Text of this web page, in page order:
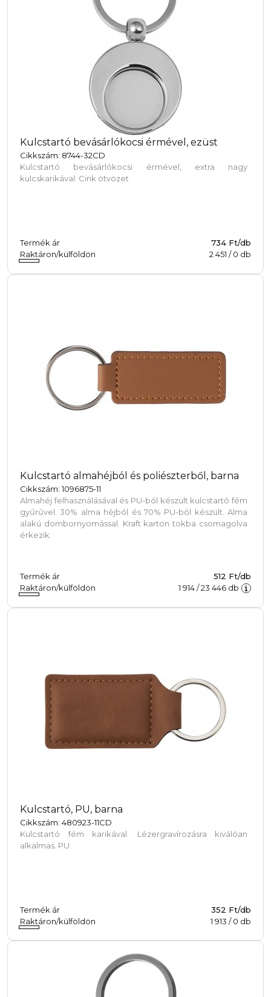
Kulcstartó bevásárlókocsi érmével, ezüst
Cikkszám: 8744-32CD
Kulcstartó bevásárlókocsi érmével, extra nagy
kulcskarikával. Cink ötvözet
Termék ár
734 Ft/db
Raktáron/külföldön
2 451 /0 db
Kulcstartó almahéjból és poliészterből, barna
Cikkszám: 1096875-11
Almahéj felhasználásával és PU-ból készült kulcstartó fém
gyűrűvel. 30% alma héjból és 70% PU-ból készült. Alma
alakú dombornyomással. Kraft karton tokba csomagolva
érkezik.
Termék ár
512 Ft/db
Raktáron/külföldön
1 914/23 446 db
Kulcstartó, PU, barna
Cikkszám: 480923-11CD
Kulcstartó fém karikával. Lézergravírozásra kiválóan
alkalmas. PU.
Termék ár
352 Ft/db
Raktáron/külföldön
1 913 /0 db